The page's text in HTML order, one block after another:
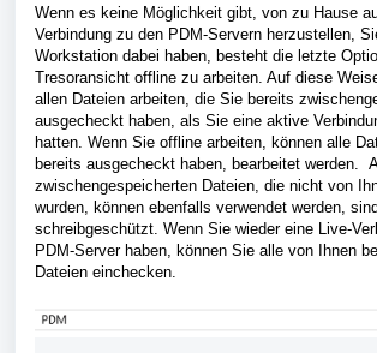
Wenn es keine Möglichkeit gibt, von zu Hause
Verbindung zu den PDM-Servern herzustellen,
Workstation dabei haben, besteht die letzte
Tresoransicht offline zu arbeiten. Auf diese
allen Dateien arbeiten, die Sie bereits
ausgecheckt haben, als Sie eine aktive
hatten. Wenn Sie offline arbeiten, können alle
bereits ausgecheckt haben, bearbeitet werden.
zwischengespeicherten Dateien, die nicht von
wurden, können ebenfalls verwendet werden,
schreibgeschützt. Wenn Sie wieder eine Live-
PDM-Server haben, können Sie alle von Ihnen
Dateien einchecken.